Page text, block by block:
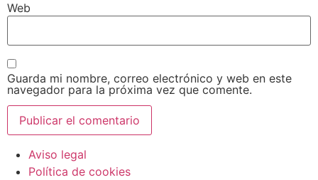
Web
Guarda mi nombre, correo electrónico y web en este
navegador para la próxima vez que comente.
Aviso legal
Política de cookies